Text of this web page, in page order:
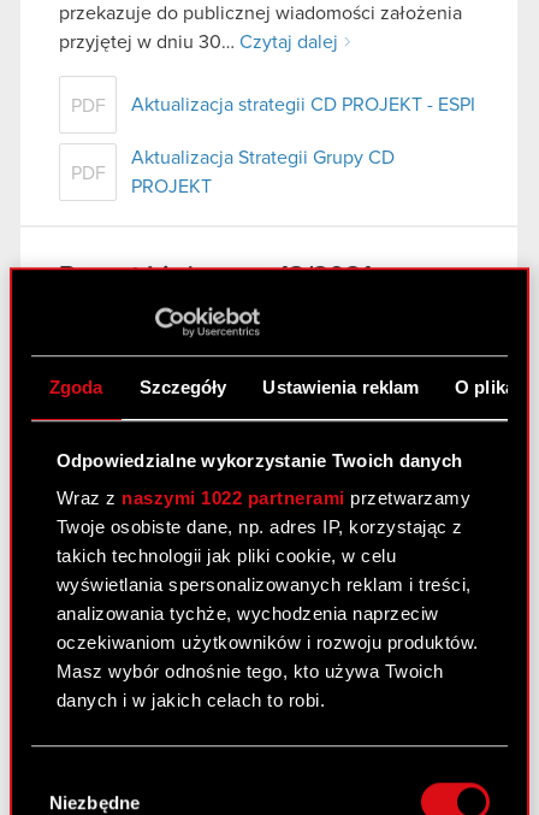
Zgoda Szczegóły Ustawienia reklam O
Odpowiedzialne wykorzystanie Twoich danych
Wraz z naszymi 1022 partnerami przetwarzamy
Twoje osobiste dane, np. adres IP, korzystając z
takich technologii jak pliki cookie, w celu
wyświetlania spersonalizowanych reklam i treści,
analizowania tychże, wychodzenia naprzeciw
oczekiwaniom użytkowników i rozwoju produktów.
Masz wybór odnośnie tego, kto używa Twoich
danych i w jakich celach to robi.
zgody
Niezbędne
przekazuje do publicznej wiadomości założenia
przyjętej w dniu 30… Czytaj dalej
PDF Aktualizacja strategii CD PROJEKT - ESPI
PDF
Aktualizacja Strategii Grupy CD
PROJEKT
Raport bieżący nr 13/2021
26 marca 2021
Temat: Rejestracja akcji serii M Spółki w KDPW
Podstawa prawna: Art. 56 ust. 1 pkt 2 ustawy o
Jagiellońskiej 74 („Spółka”),…Czytaj dalej
PDF
Rejestracja akcji serii M Spółki w KDPW -
ESPI
Raport bieżący nr 12/2021
25 marca 2021
Temat: Dopuszczenie i wprowadzenie akcji do
obrotu na rynku regulowanym GPW Podstawa
Zarząd CD PROJEKT S.A. z siedzibą w Warszawie